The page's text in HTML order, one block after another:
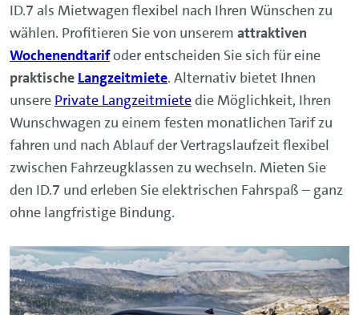
ID.7 als Mietwagen flexibel nach Ihren Wünschen zu
wählen. Profitieren Sie von unserem attraktiven
Wochenendtarifoder entscheiden Sie sich für eine
praktische Langzeitmiete. Alternativ bietet Ihnen
unsere Private Langzeitmietedie Möglichkeit, Ihren
Wunschwagen zu einem festen monatlichen Tarif zu
fahren und nach Ablauf der Vertragslaufzeit flexibel
zwischen Fahrzeugklassen zu wechseln. Mieten Sie
den ID.7 und erleben Sie elektrischen Fahrspaß – ganz
ohne langfristige Bindung.